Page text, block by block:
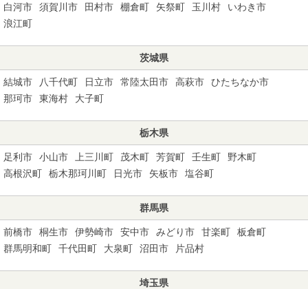
白河市 須賀川市 田村市 棚倉町 矢祭町 玉川村
いわき市
浪江町
茨城県
結城市 八千代町 日立市 常陸太田市 高萩市
ひたちなか市
那珂市
東海村 大子町
栃木県
足利市 小山市 上三川町 茂木町 芳賀町 壬生町
野木町
高根沢町
栃木那珂川町 日光市 矢板市 塩谷町
群馬県
前橋市 桐生市 伊勢崎市 安中市 みどり市 甘楽町
板倉町
群馬明和町
千代田町 大泉町 沼田市 片品村
埼玉県